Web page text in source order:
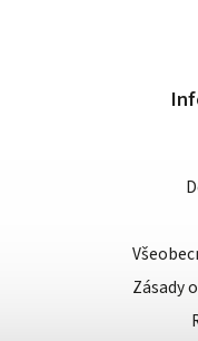
Zásady